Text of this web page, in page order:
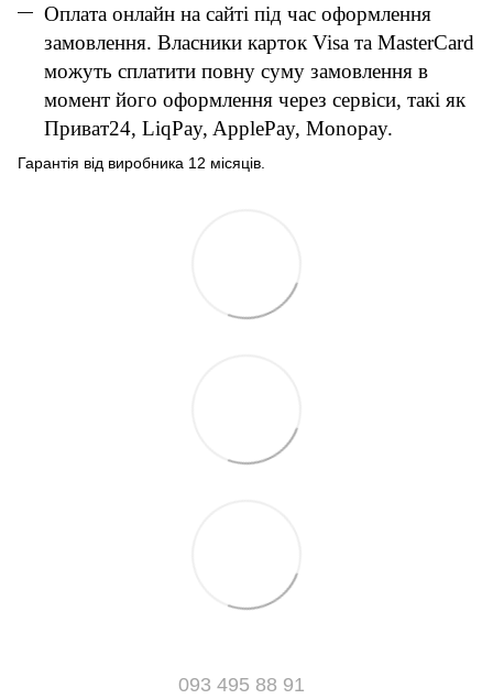
Оплата онлайн на сайті під час оформлення
замовлення. Власники карток Visa та MasterCard
можуть сплатити повну суму замовлення в
момент його оформлення через сервіси, такі як
Приват24, LiqPay, ApplePay, Monopay.
Гарантія від виробника 12 місяців.
093 495 88 91